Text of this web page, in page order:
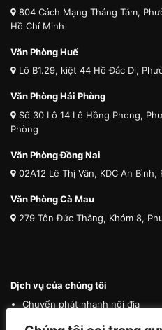
804 Cách Mạng Tháng Tám,
Hồ Chí Minh
Văn Phòng Huế
Lô B1.29, kiệt 44 Hồ Đắc Di,
Văn Phòng Hải Phòng
Số 30 Lô 14 Lê Hồng Phong,
Phòng
Văn Phòng Đồng Nai
02A12 Lê Thị Vân, KDC An
Văn Phòng Cà Mau
279 Tôn Đức Thắng, Khóm 8,
Dịch vụ của chúng tôi
Chuyển phát nhanh nội địa
Chuyển phát nhanh quốc tế